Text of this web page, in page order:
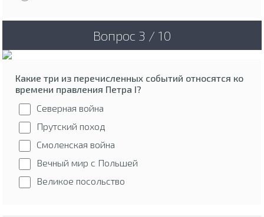
Вопрос 3 / 10
Какие три из перечисленных событий относятся ко
времени правления Петра I?
Северная война
Прутский поход
Смоленская война
Вечный мир с Польшей
Великое посольство